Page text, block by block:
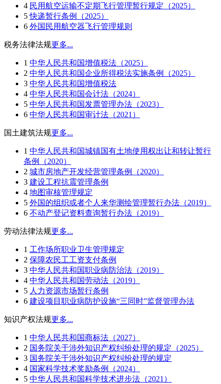
4 民用航空运输不定期飞行管理暂行规定（2025）
5 快递暂行条例（2025）
6 外国民用航空器飞行管理规则
税务法律法规更多...
1 中华人民共和国增值税法（2025）
2 中华人民共和国企业所得税法实施条例（2025）
3 中华人民共和国增值税法
4 中华人民共和国会计法（2024）
5 中华人民共和国发票管理办法（2023）
6 中华人民共和国审计法（2021）
国土建筑法规更多...
1 中华人民共和国城镇国有土地使用权出让和转让暂行
条例（2020）
2 城市房地产开发经营管理条例（2020）
3 建设工程抗震管理条例
4 地图审核管理规定
5 外国的组织或者个人来华测绘管理暂行办法（2019）
6 不动产登记资料查询暂行办法（2019）
劳动法律法规更多...
1 工作场所职业卫生管理规定
2 保障农民工工资支付条例
3 中华人民共和国职业病防治法（2019）
4 中华人民共和国劳动法（2019）
5 人力资源市场暂行条例
6 建设项目职业病防护设施“三同时”监督管理办法
知识产权法规更多...
1 中华人民共和国商标法（2027）
2 国务院关于涉外知识产权纠纷处理的规定（2025）
3 国务院关于涉外知识产权纠纷处理的规定
4 国家科学技术奖励条例（2024）
5 中华人民共和国科学技术进步法（2021）